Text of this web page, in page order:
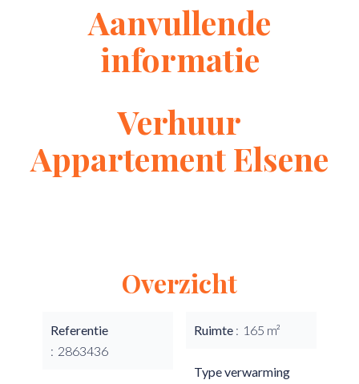
Aanvullende
informatie
Verhuur
Appartement Elsene
Overzicht
Referentie
2863436
Ruimte 165 m²
Type verwarming